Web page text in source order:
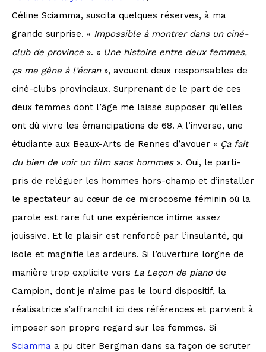
Céline Sciamma, suscita quelques réserves, à ma
grande surprise. « Impossible à montrer dans un ciné-
club de province ». « Une histoire entre deux femmes,
ça me gêne à l’écran», avouent deux responsables de
ciné-clubs provinciaux. Surprenant de le part de ces
deux femmes dont l’âge me laisse supposer qu’elles
ont dû vivre les émancipations de 68. A l’inverse, une
étudiante aux Beaux-Arts de Rennes d’avouer « Ça fait
du bien de voir un film sans hommes». Oui, le parti-
pris de reléguer les hommes hors-champ et d’installer
le spectateur au cœur de ce microcosme féminin où la
parole est rare fut une expérience intime assez
jouissive. Et le plaisir est renforcé par l’insularité, qui
isole et magnifie les ardeurs. Si l’ouverture lorgne de
manière trop explicite vers La Leçon de pianode
Campion, dont je n’aime pas le lourd dispositif, la
réalisatrice s’affranchit ici des références et parvient à
imposer son propre regard sur les femmes. Si
Sciamma a pu citer Bergman dans sa façon de scruter